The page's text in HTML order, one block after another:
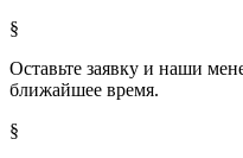
§
Оставьте заявку и наши
ближайшее время.
§